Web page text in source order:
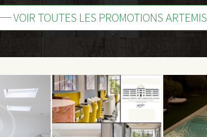
VOIR TOUTES LES PROMOTIONS ARTEMIS